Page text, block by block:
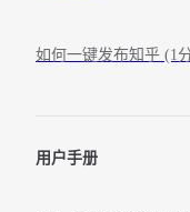
如何一键发布知乎 (1
用户手册